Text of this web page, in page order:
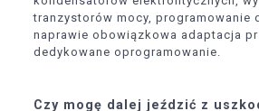
tranzystorów mocy, programowanie
naprawie obowiązkowa adaptacja
dedykowane oprogramowanie.
Czy mogę dalej jeździć z